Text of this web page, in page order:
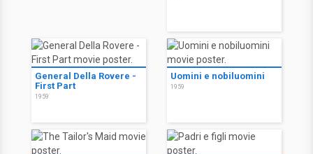
General Della Rovere -
First Part
1959
Uomini e nobiluomini
1959